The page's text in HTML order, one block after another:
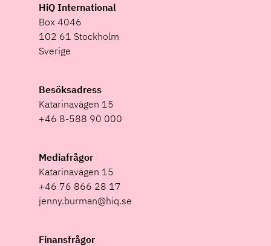
HiQ International
Box 4046
102 61 Stockholm
Sverige
Besöksadress
Katarinavägen 15
+46 8-588 90 000
Mediafrågor
Katarinavägen 15
+46 76 866 28 17
jenny.burman@hiq.se
Finansfrågor